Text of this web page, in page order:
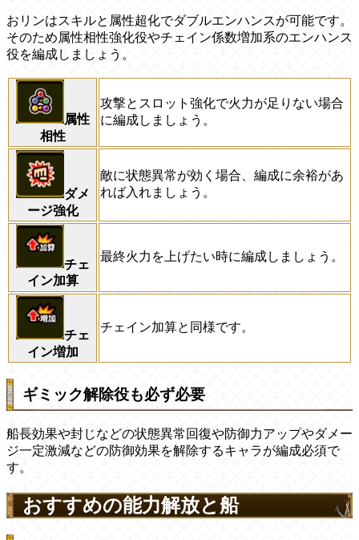
おリンはスキルと属性超化でダブルエンハンスが可能です。
そのため属性相性強化役やチェイン係数増加系のエンハンス
役を編成しましょう。
属性
相性
攻撃とスロット強化で火力が足りない場合
に編成しましょう。
ダメ
ージ強化
敵に状態異常が効く場合、編成に余裕があ
れば入れましょう。
チェ
イン加算
最終火力を上げたい時に編成しましょう。
チェ
イン増加
チェイン加算と同様です。
ギミック解除役も必ず必要
船長効果や封じなどの状態異常回復や防御力アップやダメー
ジ一定激減などの防御効果を解除するキャラが編成必須で
す。
おすすめの能力解放と船